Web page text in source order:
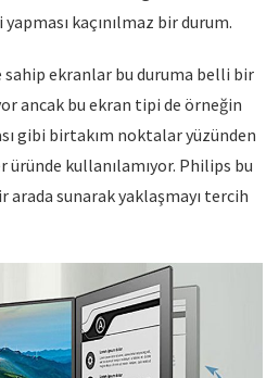
kaçınılmaz bir durum.
ekranlar bu duruma belli bir
ancak bu ekran tipi de örneğin
gibi birtakım noktalar yüzünden
üründe kullanılamıyor. Philips bu
sunarak yaklaşmayı tercih